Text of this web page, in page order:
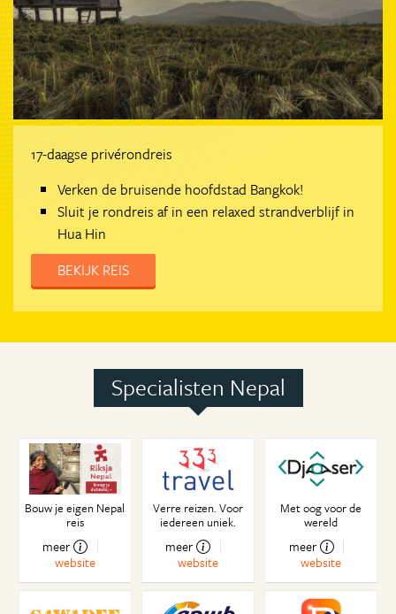
17-daagse privérondreis
Verken de bruisende hoofdstad Bangkok!
Sluit je rondreis af in een relaxed strandverblijf in
Hua Hin
BEKIJK REIS
Specialisten Nepal
Bouw je eigen Nepal
reis
meer
website
Verre reizen. Voor
iedereen uniek.
meer
website
Met oog voor de
wereld
meer
website